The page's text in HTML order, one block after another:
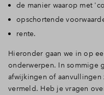
de manier waarop met
opschortende
rente.
Hieronder gaan we in op
onderwerpen. In sommige
afwijkingen of
vermeld. Heb je vragen